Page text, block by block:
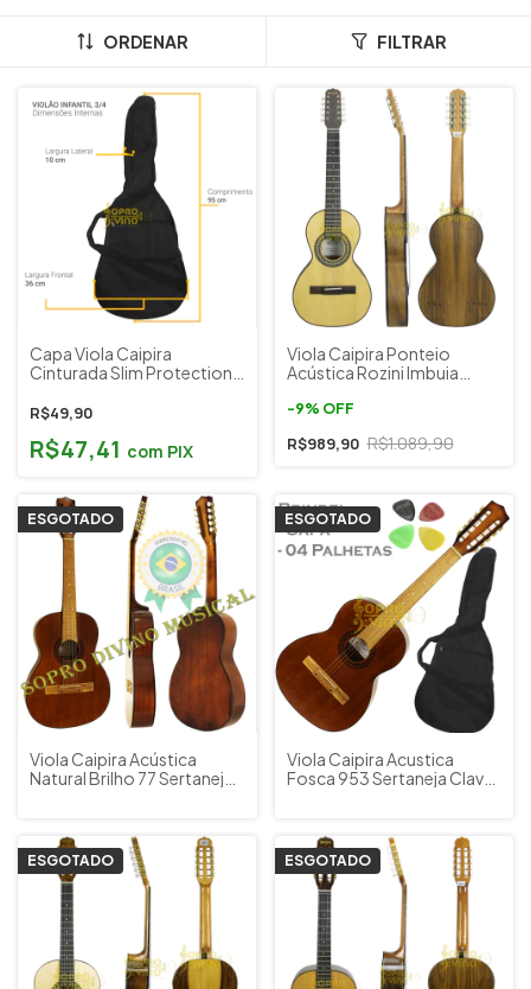
ORDENAR FILTRAR
Capa Viola Caipira
Cinturada Slim Protections
R$49,90
R$47,41 com PIX
Viola Caipira Ponteio
Acústica Rozini Imbuia
1637
-9% OFF
R$989,90 R$1.089,90
ESGOTADO
Viola Caipira Acústica
Natural Brilho 77 Sertaneja
ESGOTADO
Viola Caipira Acustica
Fosca 953 Sertaneja Clave
ESGOTADO ESGOTADO